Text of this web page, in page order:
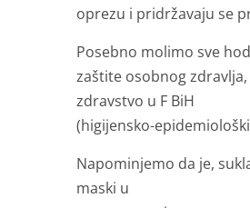
oprezu i pridržavaju se
Posebno molimo sve
zaštite osobnog
zdravstvo u F BiH
(higijensko-
Napominjemo da je,
maski u